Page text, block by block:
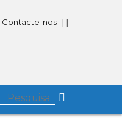
Contacte-nos